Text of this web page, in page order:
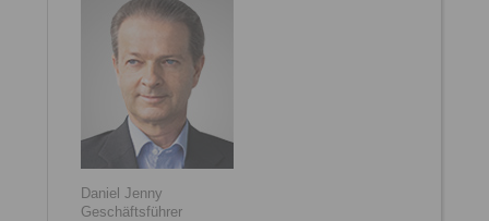
Daniel Jenny
Geschäftsführer